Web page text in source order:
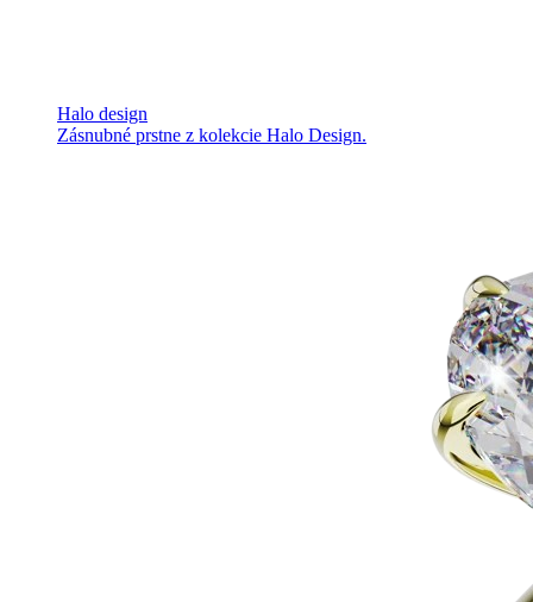
Halo design
Zásnubné prstne z kolekcie Halo Design.